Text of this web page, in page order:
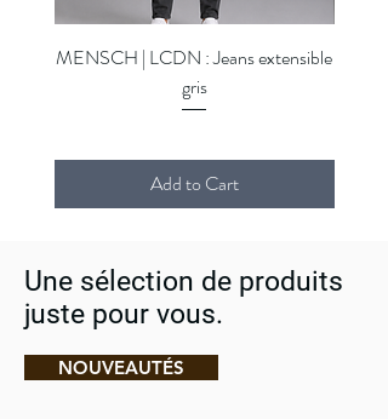
Séchage machine interdit
Repassage fer moyen sur l'envers
Nettoyage à sec interdit
MENSCH | LCDN : Jeans extensible
gris
Add to Cart
Une sélection de produits
juste pour vous.
NOUVEAUTÉS